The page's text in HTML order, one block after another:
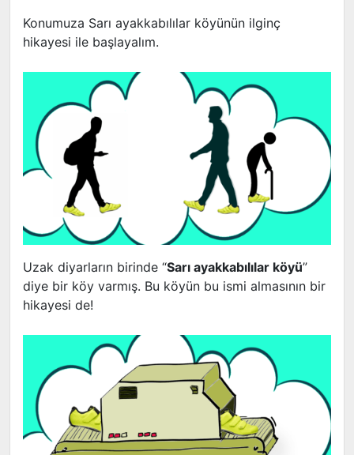
Konumuza Sarı ayakkabılılar köyünün ilginç
hikayesi ile başlayalım.
Uzak diyarların birinde “Sarı ayakkabılılar köyü”
diye bir köy varmış. Bu köyün bu ismi almasının bir
hikayesi de!